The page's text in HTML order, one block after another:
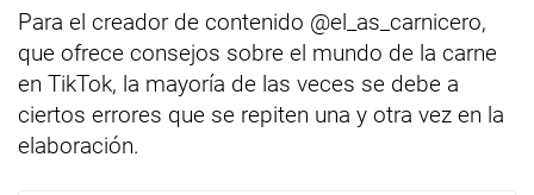
Para el creador de contenido @el_as_carnicero,
que ofrece consejos sobre el mundo de la carne
en TikTok, la mayoría de las veces se debe a
ciertos errores que se repiten una y otra vez en la
elaboración.